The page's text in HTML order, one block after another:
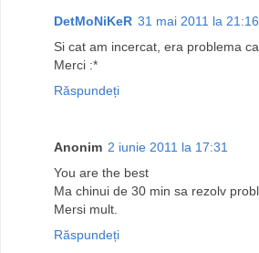
DetMoNiKeR 31 mai 2011 la 21:16
Si cat am incercat, era problema
Merci :*
Răspundeți
Anonim 2 iunie 2011 la 17:31
You are the best
Ma chinui de 30 min sa rezolv
Mersi mult.
Răspundeți